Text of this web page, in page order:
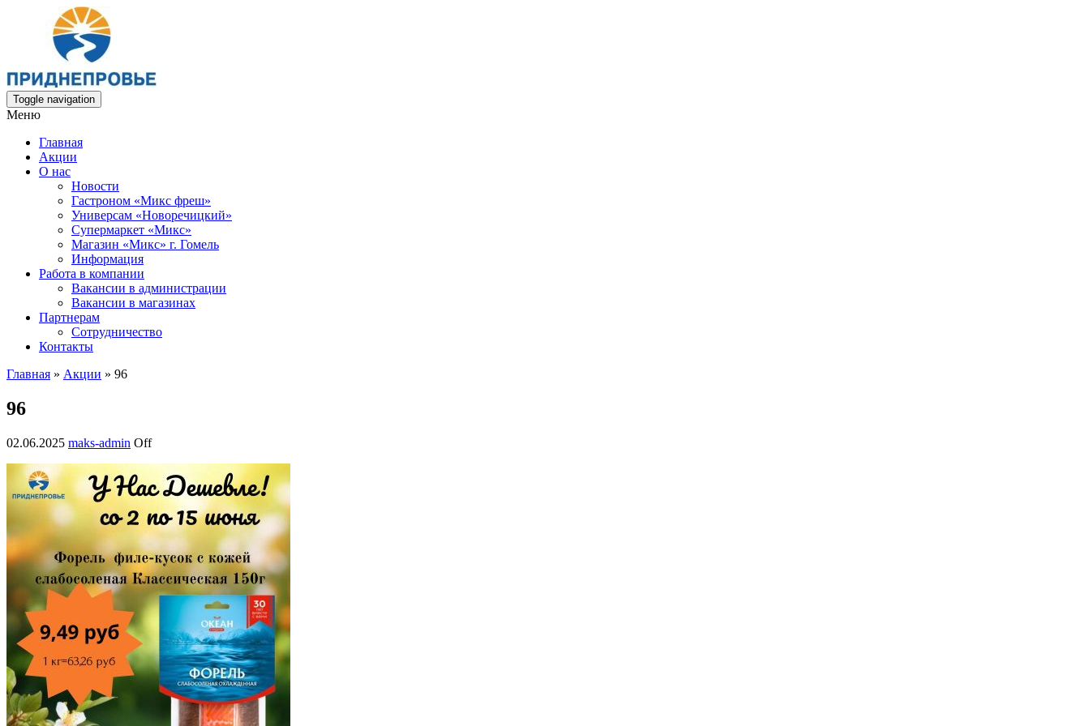
Toggle navigation
Меню
Главная
Акции
О нас
Новости
Гастроном «Микс фреш»
Универсам «Новоречицкий»
Супермаркет «Микс»
Магазин «Микс» г. Гомель
Информация
Работа в компании
Вакансии в администрации
Вакансии в магазинах
Партнерам
Сотрудничество
Контакты
Главная » Акции » 96
96
02.06.2025 maks-admin Off